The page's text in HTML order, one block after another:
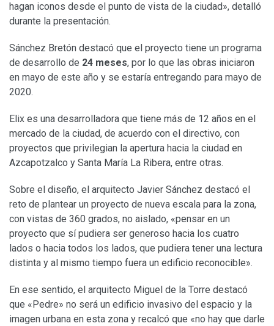
hagan iconos desde el punto de vista de la ciudad», detalló
durante la presentación.
Sánchez Bretón destacó que el proyecto tiene un programa
de desarrollo de 24 meses, por lo que las obras iniciaron
en mayo de este año y se estaría entregando para mayo de
2020.
Elix es una desarrolladora que tiene más de 12 años en el
mercado de la ciudad, de acuerdo con el directivo, con
proyectos que privilegian la apertura hacia la ciudad en
Azcapotzalco y Santa María La Ribera, entre otras.
Sobre el diseño, el arquitecto Javier Sánchez destacó el
reto de plantear un proyecto de nueva escala para la zona,
con vistas de 360 grados, no aislado, «pensar en un
proyecto que sí pudiera ser generoso hacia los cuatro
lados o hacia todos los lados, que pudiera tener una lectura
distinta y al mismo tiempo fuera un edificio reconocible».
En ese sentido, el arquitecto Miguel de la Torre destacó
que «Pedre» no será un edificio invasivo del espacio y la
imagen urbana en esta zona y recalcó que «no hay que darle